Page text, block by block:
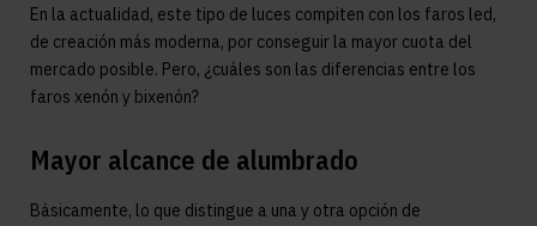
En la actualidad, este tipo de luces compiten con los faros led,
de creación más moderna, por conseguir la mayor cuota del
mercado posible. Pero, ¿cuáles son las diferencias entre los
faros xenón y bixenón?
Mayor alcance de alumbrado
Básicamente, lo que distingue a una y otra opción de